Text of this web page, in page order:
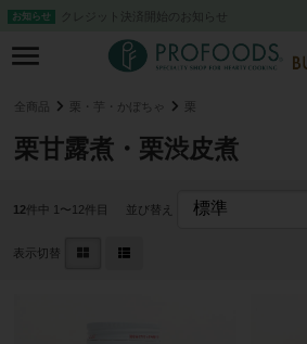
お知らせ クレジット決済開始のお知らせ
全商品 栗・芋・かぼちゃ 栗
栗甘露煮・栗渋皮煮
12件中 1〜12件目 並び替え
表示切替